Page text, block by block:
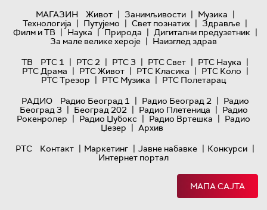
МАГАЗИН
Живот | Занимљивости | Музика |
Технологијa | Путујемо | Свет познатих | Здравље |
Филм и ТВ | Наука | Природа | Дигитални предузетник |
За мале велике хероје | Наизглед здрав
ТВ
РТС 1 | РТС 2 | РТС 3 | РТС Свет | РТС Наука |
РТС Драма | РТС Живот | РТС Класика | РТС Коло |
РТС Трезор | РТС Музика | РТС Полетарац
РАДИО
Радио Београд 1 | Радио Београд 2 | Радио
Београд 3 | Београд 202 | Радио Плетеница | Радио
Рокенролер | Радио Џубокс | Радио Вртешка | Радио
Џезер | Архив
РТС
Контакт | Маркетинг | Јавне набавке | Конкурси |
Интернет портал
МАПА САЈТА